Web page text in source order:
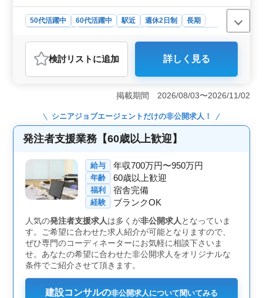
制・社会保険完備 お気軽にご相談ください♪
50代活躍中 60代活躍中 駅近 週休2日制
長期
おすすめポイント
＜好条件のポイント＞ 中高年層が活躍できる環境で、
新規入札案件の発注者支援業務に携わるチャンスです。
年収500万円〜700万円の高給与や、正社員、契約社員、
派遣社員の雇用形態が用意されています。また、駅近の
便利な立地や単身用宿舎の完備など、快適な就業環境が
整っています。女性の方も歓迎される環境で、安心して
働けることが特長です。 ＜業務内容＞ 主に四国地
方全域の道路、橋梁、河川、ダムなどの案件における発
注者支援業務を担当します。工事管理やCAD操作など幅
広い業務があり、経験を活かしてスキルを磨くことがで
きます。資格手当が支給されるなど、スキルアップをサ
ポートする制度も整っています。 ＜歓迎条件＞ 1級
土木施工管理業務経験者、発注者支援業務経験者の方々
が歓迎されます。また、年齢に関係なく活躍できる環境
で、中高年層の方々のご応募をお待ちしています。
検討リスト に追加 詳しく見る
掲載期間 2026/08/03〜2026/11/02
シニアジョブエージェントだけの非公開求人！
発注者支援業務【60歳以上歓迎】
給与 年収700万円〜950万円
年齢 60歳以上歓迎
福利 宿舎完備
経験 ブランクOK
人気の発注者支援求人は多くが非公開求人 となっていま
す。ご希望に合わせた求人紹介が可能となりますので、
ぜひ専門のコーディネーターにお気軽に相談下さいま
せ。あなたの希望に合わせた非公開求人をオリジナルな
条件でご紹介させて頂きます。
建設コンサルの非公開求人について聞いてみる